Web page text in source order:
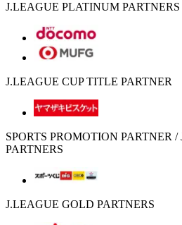
J.LEAGUE PLATINUM PARTNERS
J.LEAGUE CUP TITLE PARTNER
SPORTS PROMOTION PARTNER
PARTNERS
J.LEAGUE GOLD PARTNERS